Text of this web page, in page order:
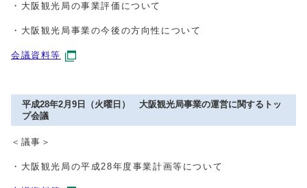
・大阪観光局の事業評価について
・大阪観光局事業の今後の方向性について
会議資料等
平成28年2月9日（火曜日） 大阪観光局事業の運営に関するトッ
プ会議
＜議事＞
・大阪観光局の平成28年度事業計画等について